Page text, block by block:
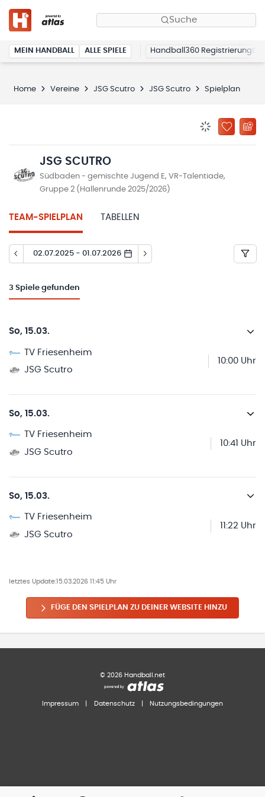
Suche
MEIN HANDBALL ALLE SPIELE Handball360 Registrierung
Home Vereine JSG Scutro JSG Scutro Spielplan
ZU
JSG SCUTRO
Südbaden - gemischte Jugend E, VR-Talentiade,
Gruppe 2 (Hallenrunde 2025/2026)
TEAM-SPIELPLAN TABELLEN
02.07.2025 - 01.07.2026
3 Spiele gefunden
So, 15.03.
TV Friesenheim
JSG Scutro
10:00 Uhr
So, 15.03.
TV Friesenheim
JSG Scutro
10:41 Uhr
So, 15.03.
TV Friesenheim
JSG Scutro
11:22 Uhr
letztes Update:15.03.2026 11:45 Uhr
FÜGE DEN SPIELPLAN ZU DEINER WEBSITE HINZU
© 2026 Handball.net
Impressum Datenschutz Nutzungsbedingungen